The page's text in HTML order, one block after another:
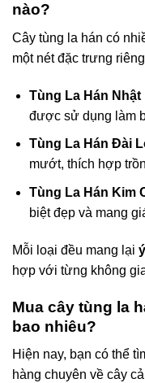
nào?
Cây tùng la hán có
một nét đặc trưng
Tùng La Hán Nhật
được sử dụng làm
Tùng La Hán Đài
mướt, thích hợp
Tùng La Hán Kim
biệt đẹp và mang
Mỗi loại đều mang lại
hợp với từng không
Mua cây tùng la
bao nhiêu?
Hiện nay, bạn có thể
hàng chuyên về cây